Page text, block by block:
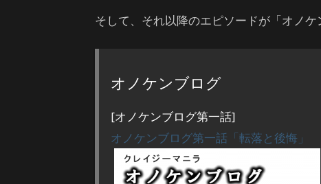
そして、それ以降のエピソードが「オノケ
オノケンブログ
[オノケンブログ第一話]
オノケンブログ第一話「転落と後悔」